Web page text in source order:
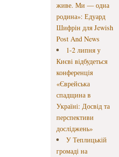
живе. Ми — одна
родина»: Едуард
Шифрін для Jewish
Post And News
1-2 липня у
Києві відбудеться
конференція
«Єврейська
спадщина в
Україні: Досвід та
перспективи
досліджень»
У Теплицькій
громаді на